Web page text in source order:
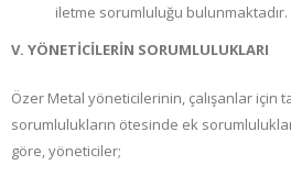
iletme sorumluluğu bulunmaktadır.
V. YÖNETİCİLERİN SORUMLULUKLARI
Özer Metal yöneticilerinin, çalışanlar için
sorumlulukların ötesinde ek
göre, yöneticiler;